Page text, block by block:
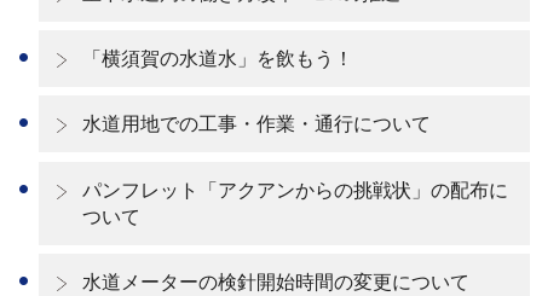
「横須賀の水道水」を飲もう！
水道用地での工事・作業・通行について
パンフレット「アクアンからの挑戦状」の配布に
ついて
水道メーターの検針開始時間の変更について